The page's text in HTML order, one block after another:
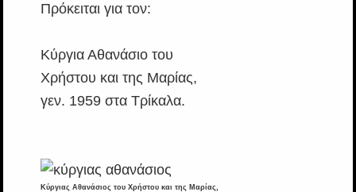
Πρόκειται για τον:
Κύργια Αθανάσιο του
Χρήστου και της Μαρίας,
γεν. 1959 στα Τρίκαλα.
Κύργιας Αθανάσιος του Χρήστου και της Μαρίας,